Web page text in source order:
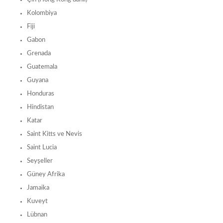
Kolombiya
Fiji
Gabon
Grenada
Guatemala
Guyana
Honduras
Hindistan
Katar
Saint Kitts ve Nevis
Saint Lucia
Seyşeller
Güney Afrika
Jamaika
Kuveyt
Lübnan